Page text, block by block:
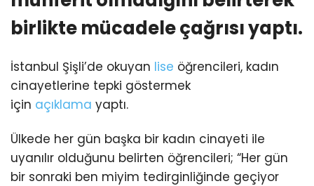
birlikte mücadele çağrısı yaptı.
İstanbul Şişli’de okuyan lise öğrencileri, kadın
cinayetlerine tepki göstermek
için açıklama yaptı.
Ülkede her gün başka bir kadın cinayeti ile
uyanılır olduğunu belirten öğrencileri; “Her gün
bir sonraki ben miyim tedirginliğinde geçiyor